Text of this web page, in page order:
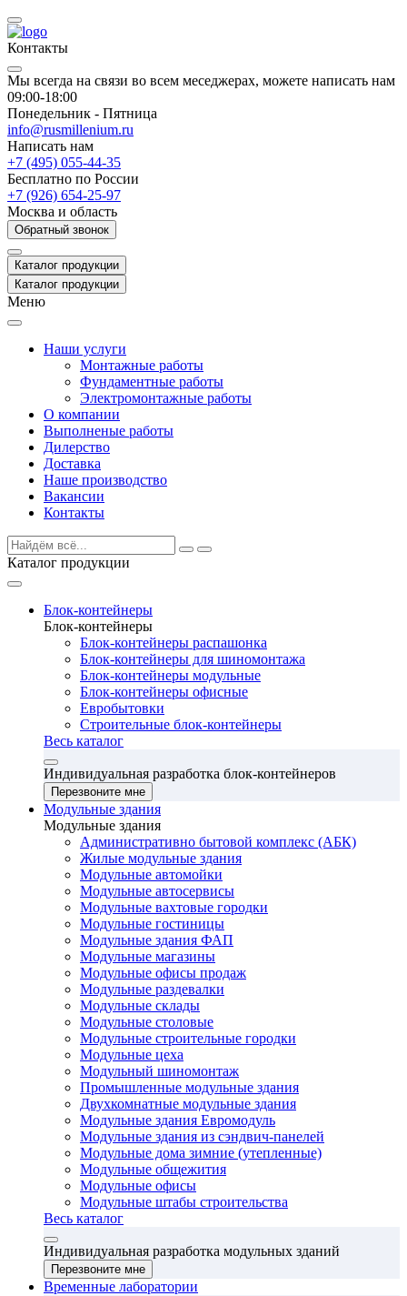
Контакты
Мы всегда на связи во всем меседжерах, можете написать нам
09:00-18:00
Понедельник - Пятница
info@rusmillenium.ru
Написать нам
+7 (495) 055-44-35
Бесплатно по России
+7 (926) 654-25-97
Москва и область
Обратный звонок
Каталог продукции
Каталог продукции
Меню
Наши услуги
Монтажные работы
Фундаментные работы
Электромонтажные работы
О компании
Выполненые работы
Дилерство
Доставка
Наше производство
Вакансии
Контакты
Каталог продукции
Блок-контейнеры
Блок-контейнеры
Блок-контейнеры распашонка
Блок-контейнеры для шиномонтажа
Блок-контейнеры модульные
Блок-контейнеры офисные
Евробытовки
Строительные блок-контейнеры
Весь каталог
Индивидуальная разработка блок-контейнеров
Перезвоните мне
Модульные здания
Модульные здания
Административно бытовой комплекс (АБК)
Жилые модульные здания
Модульные автомойки
Модульные автосервисы
Модульные вахтовые городки
Модульные гостиницы
Модульные здания ФАП
Модульные магазины
Модульные офисы продаж
Модульные раздевалки
Модульные склады
Модульные столовые
Модульные строительные городки
Модульные цеха
Модульный шиномонтаж
Промышленные модульные здания
Двухкомнатные модульные здания
Модульные здания Евромодуль
Модульные здания из сэндвич-панелей
Модульные дома зимние (утепленные)
Модульные общежития
Модульные офисы
Модульные штабы строительства
Весь каталог
Индивидуальная разработка модульных зданий
Перезвоните мне
Временные лаборатории